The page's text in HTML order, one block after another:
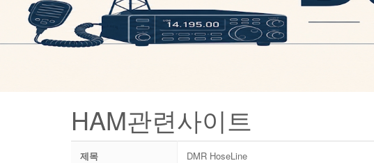
HAM관련사이트
제목 DMR HoseLine